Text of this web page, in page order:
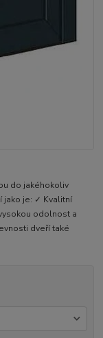
do jakéhokoliv
jako je: ✓ Kvalitní
odolnost a
dveří také